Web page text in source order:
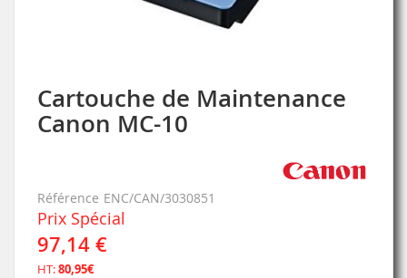
Cartouche de Maintenance
Canon MC-10
Référence ENC/CAN/3030851
Prix Spécial
97,14 €
HT:80,95€
Skip
to
the
images
gallery